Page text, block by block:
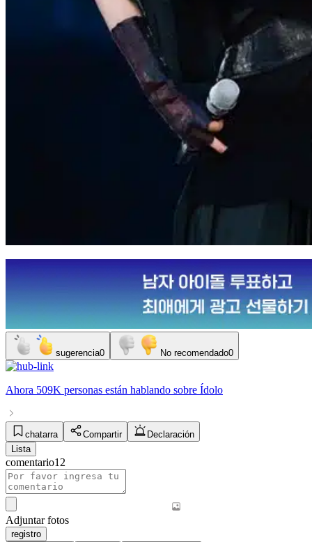
sugerencia0 No recomendado0
Ahora 509K personas están hablando sobre Ídolo
chatarra Compartir
Declaración
Lista
comentario12
Adjuntar fotos
registro